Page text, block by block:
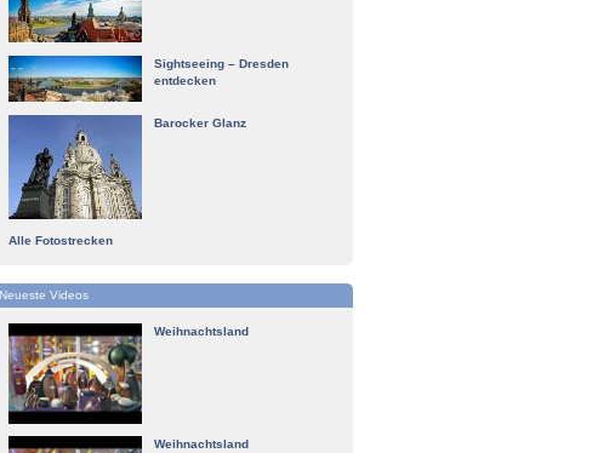
Sightseeing – Dresden
entdecken
Barocker Glanz
Alle Fotostrecken
Neueste Videos
Weihnachtsland
Weihnachtsland